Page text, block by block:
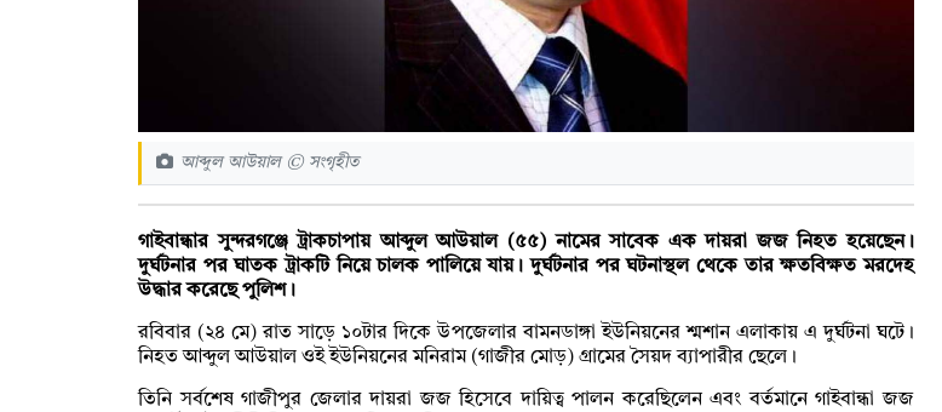
আব্দুল আউয়াল © সংগৃহীত
গাইবান্ধার সুন্দরগঞ্জে ট্রাকচাপায় আব্দুল আউয়াল (৫৫) নামের সাবেক এক দায়রা জজ নিহত হয়েছেন।
দুর্ঘটনার পর ঘাতক ট্রাকটি নিয়ে চালক পালিয়ে যায়। দুর্ঘটনার পর ঘটনাস্থল থেকে তার ক্ষতবিক্ষত মরদেহ
উদ্ধার করেছে পুলিশ।
রবিবার (২৪ মে) রাত সাড়ে ১০টার দিকে উপজেলার বামনডাঙ্গা ইউনিয়নের শ্মশান এলাকায় এ দুর্ঘটনা ঘটে।
নিহত আব্দুল আউয়াল ওই ইউনিয়নের মনিরাম (গাজীর মোড়) গ্রামের সৈয়দ ব্যাপারীর ছেলে।
তিনি সর্বশেষ গাজীপুর জেলার দায়রা জজ হিসেবে দায়িত্ব পালন করেছিলেন এবং বর্তমানে গাইবান্ধা জজ